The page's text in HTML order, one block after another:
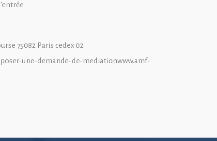
75082 Paris cedex 02
une-demande-de-mediationwww.amf-